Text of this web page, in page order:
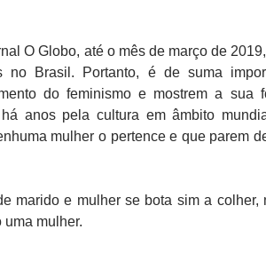
O Globo, até o mês de março de
no Brasil. Portanto, é de suma
do feminismo e mostrem a sua
anos pela cultura em âmbito
mulher o pertence e que parem
e mulher se bota sim a colher,
uma mulher.